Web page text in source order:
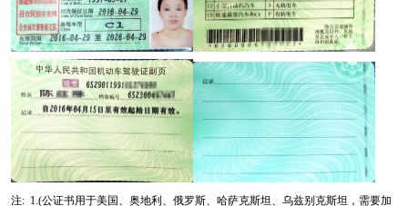
注: 1.(公证书用于美国、奥地利、俄罗斯、哈萨克斯坦、乌兹别克斯坦，需要加